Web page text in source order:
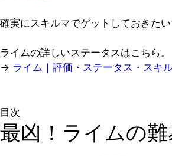
確実にスキルマでゲットしておきたい
ライムの詳しいステータスはこちら。
→ ライム｜評価・ステータス・スキ
目次
最凶！ライムの